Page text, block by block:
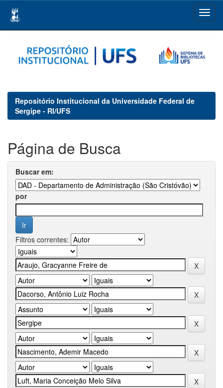
navigation
Repositório Institucional da Universidade Federal de
Sergipe - RI/UFS
Página de Busca
Buscar em:
por
Filtros correntes: